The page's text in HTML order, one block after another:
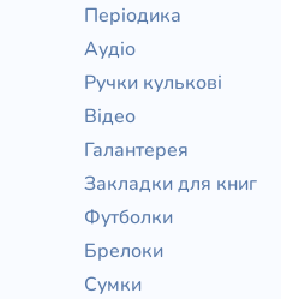
Періодика
Аудіо
Ручки кулькові
Відео
Галантерея
Закладки для книг
Футболки
Брелоки
Сумки